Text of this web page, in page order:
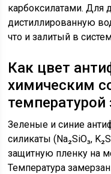
карбоксилатами. Для
дистиллированную
что и залитый в
Как цвет
химическим
температурой
Зеленые и синие
силикаты (Na₂SiO₃,
защитную пленку на
Температура